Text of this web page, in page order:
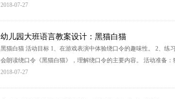
2018-07-27
幼儿园大班语言教案设计：黑猫白猫
黑猫白猫 活动目标 1、在游戏表演中体验绕口令的趣味性。 2、练
会朗读绕口令《黑猫白猫》，理解绕口令的主要内容。 活动准备
2018-07-27